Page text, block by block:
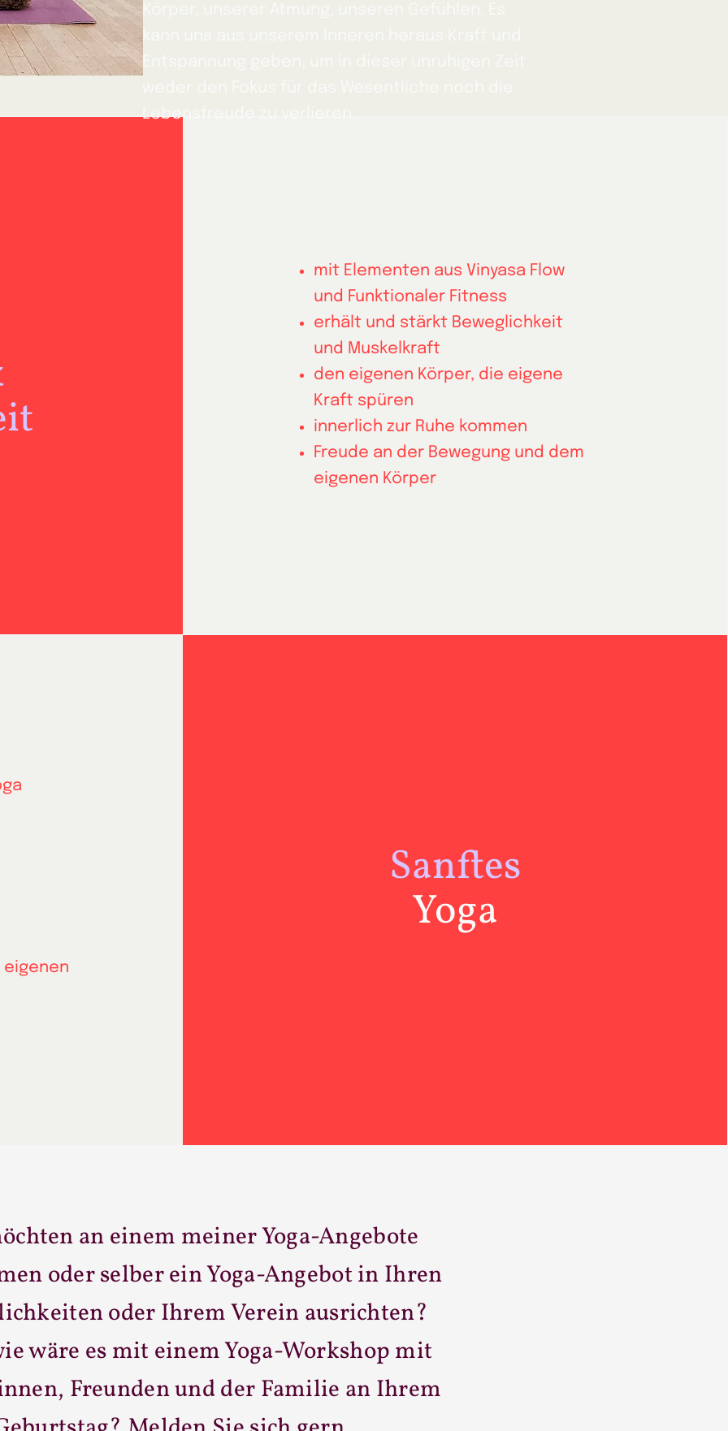
mit Elementen aus Vinyasa Flow
und Funktionaler Fitness
erhält und stärkt Beweglichkeit
und Muskelkraft
den eigenen Körper, die eigene
Kraft spüren
innerlich zur Ruhe kommen
Freude an der Bewegung und dem
eigenen Körper
eigenen
Sanftes
Yoga
Lebensfreude zu verlieren.
an einem meiner Yoga-Angebote
oder selber ein Yoga-Angebot in Ihren
oder Ihrem Verein ausrichten?
wäre es mit einem Yoga-Workshop mit
Freunden und der Familie an Ihrem